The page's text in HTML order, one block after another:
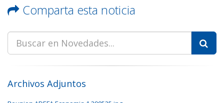
Comparta esta noticia
Archivos Adjuntos